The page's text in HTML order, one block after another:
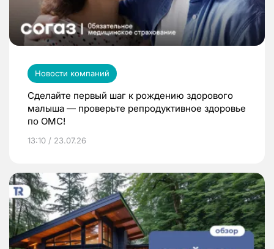
Новости компаний
Сделайте первый шаг к рождению здорового
малыша — проверьте репродуктивное здоровье
по ОМС!
13:10 / 23.07.26